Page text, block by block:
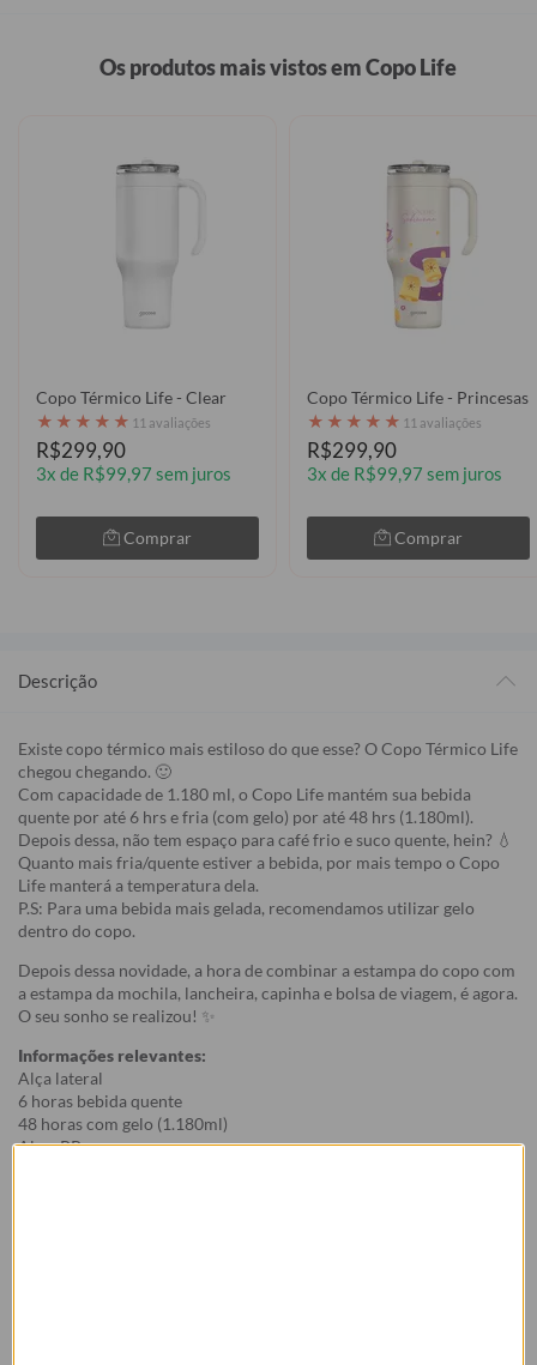
Os produtos mais vistos em Copo Life
Copo Térmico Life - Clear
★ ★ ★ ★ ★ 11 avaliações
R$299,90
3x de R$99,97 sem juros
Comprar
Copo Térmico Life - Princesas
★ ★ ★ ★ ★ 11 avaliações
R$299,90
3x de R$99,97 sem juros
Comprar
Descrição
Existe copo térmico mais estiloso do que esse? O Copo Térmico Life
chegou chegando. 🙂
Com capacidade de 1.180 ml, o Copo Life mantém sua bebida
quente por até 6 hrs e fria (com gelo) por até 48 hrs (1.180ml).
Depois dessa, não tem espaço para café frio e suco quente, hein? 💧
Quanto mais fria/quente estiver a bebida, por mais tempo o Copo
Life manterá a temperatura dela.
P.S: Para uma bebida mais gelada, recomendamos utilizar gelo
dentro do copo.
Depois dessa novidade, a hora de combinar a estampa do copo com
a estampa da mochila, lancheira, capinha e bolsa de viagem, é agora.
O seu sonho se realizou! ✨
Informações relevantes:
Alça lateral
6 horas bebida quente
48 horas com gelo (1.180ml)
Alça: PP